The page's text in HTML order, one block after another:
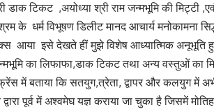
डाक टिकट ,अयोध्या श्री राम जन्मभूमि की मिट्टी
के धर्म विभूषण डिलीट मानद आचार्य
आया इसे देखते हीं मुझे विशेष आध्यात्मिक
का लिफाफा,डाक टिकट तथा अन्य वस्तुओं
में बताया कि सतयुग,त्रेता, द्वापर और कलयुग में
पूर्व में अश्वमेघ यज्ञ कराया जा चुका है जिसमें